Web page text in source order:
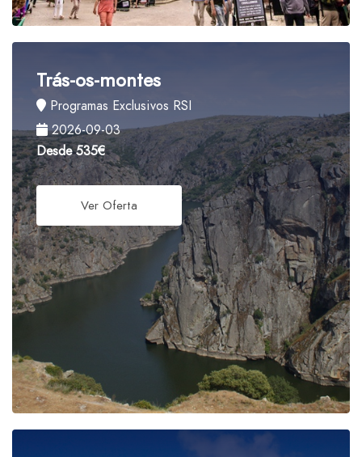
Trás-os-montes
Programas Exclusivos RSI
2026-09-03
Desde535€
Ver Oferta